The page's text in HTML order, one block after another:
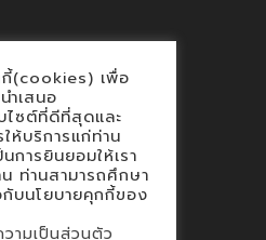
กี้(cookies) เพื่อ
ำเสนอ
ไซต์ที่ดีที่สุดและ
ห้บริการแก่ท่าน
การยินยอมให้เรา
ท่านสามารถศึกษา
กับนโยบายคุกกี้ของ
ามเป็นส่วนตัว